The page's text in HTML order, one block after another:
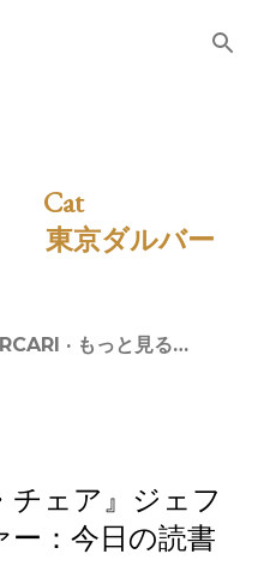
コンテンツに移動
Cat
東京ダルバー
もっと見る…
チェア』ジェフ
ー：今日の読書